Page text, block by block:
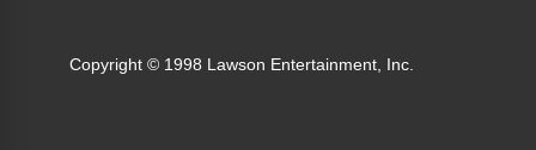
Copyright © 1998 Lawson Entertainment, Inc.